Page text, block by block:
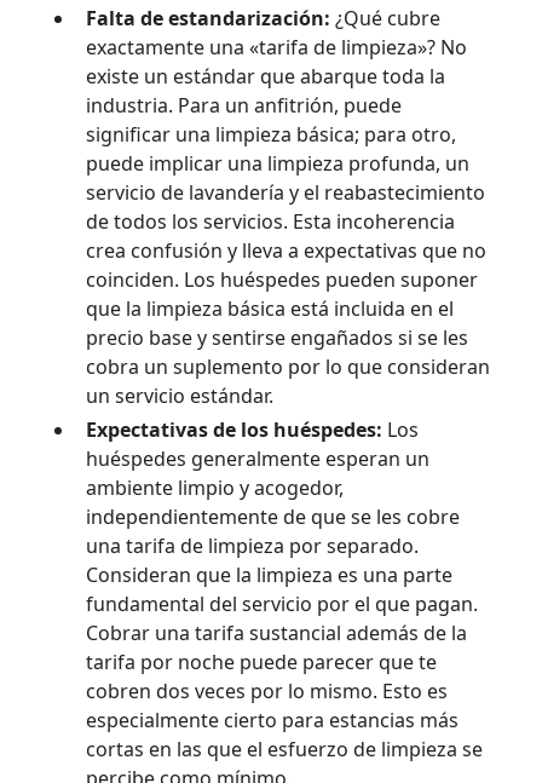
Falta de estandarización: ¿Qué cubre
exactamente una «tarifa de limpieza»? No
existe un estándar que abarque toda la
industria. Para un anfitrión, puede
significar una limpieza básica; para otro,
puede implicar una limpieza profunda, un
servicio de lavandería y el reabastecimiento
de todos los servicios. Esta incoherencia
crea confusión y lleva a expectativas que no
coinciden. Los huéspedes pueden suponer
que la limpieza básica está incluida en el
precio base y sentirse engañados si se les
cobra un suplemento por lo que consideran
un servicio estándar.
Expectativas de los huéspedes: Los
huéspedes generalmente esperan un
ambiente limpio y acogedor,
independientemente de que se les cobre
una tarifa de limpieza por separado.
Consideran que la limpieza es una parte
fundamental del servicio por el que pagan.
Cobrar una tarifa sustancial además de la
tarifa por noche puede parecer que te
cobren dos veces por lo mismo. Esto es
especialmente cierto para estancias más
cortas en las que el esfuerzo de limpieza se